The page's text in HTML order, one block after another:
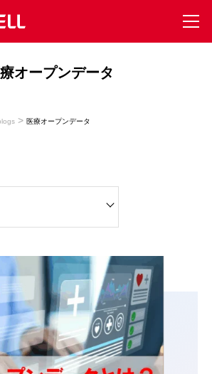
オープンデータ
> 医療オープンデータ